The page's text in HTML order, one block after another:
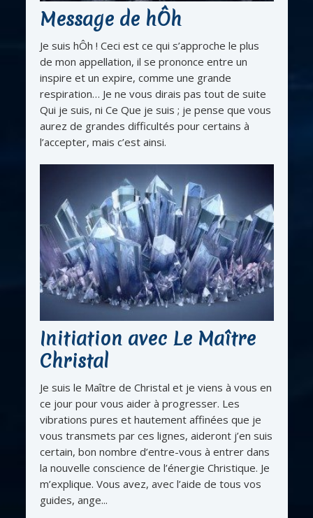
Message de hÔh
Je suis hÔh ! Ceci est ce qui s’approche le plus
de mon appellation, il se prononce entre un
inspire et un expire, comme une grande
respiration… Je ne vous dirais pas tout de suite
Qui je suis, ni Ce Que je suis ; je pense que vous
aurez de grandes difficultés pour certains à
l’accepter, mais c’est ainsi.
Initiation avec Le Maître
Christal
Je suis le Maître de Christal et je viens à vous en
ce jour pour vous aider à progresser. Les
vibrations pures et hautement affinées que je
vous transmets par ces lignes, aideront j’en suis
certain, bon nombre d’entre-vous à entrer dans
la nouvelle conscience de l’énergie Christique. Je
m’explique. Vous avez, avec l’aide de tous vos
guides, ange...